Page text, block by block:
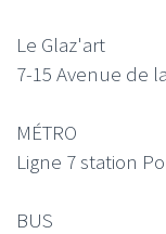
Le Glaz'art
7-15 Avenue de
MÉTRO
Ligne 7 station
BUS